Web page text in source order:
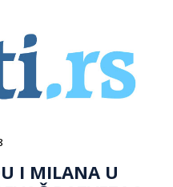
I MILANA U